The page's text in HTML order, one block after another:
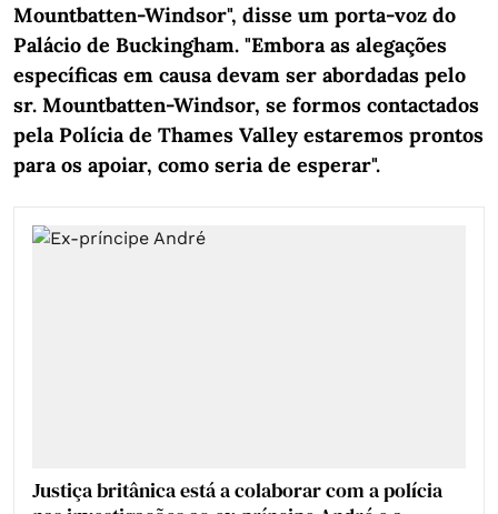
Mountbatten-Windsor", disse um porta-voz do
Palácio de Buckingham. "Embora as alegações
específicas em causa devam ser abordadas pelo
sr. Mountbatten-Windsor, se formos contactados
pela Polícia de Thames Valley estaremos prontos
para os apoiar, como seria de esperar".
Justiça britânica está a colaborar com a polícia